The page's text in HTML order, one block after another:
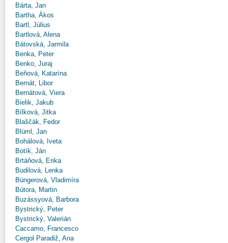
Bárta, Jan
Bartha, Ákos
Bartl, Július
Bartlová, Alena
Bátovská, Jarmila
Benka, Peter
Benko, Juraj
Beňová, Katarína
Bernát, Libor
Bernátová, Viera
Bielik, Jakub
Bílková, Jitka
Blaščák, Fedor
Blüml, Jan
Bohálová, Iveta
Botík, Ján
Brtáňová, Erika
Budilová, Lenka
Büngerová, Vladimíra
Bútora, Martin
Buzássyová, Barbora
Bystrický, Peter
Bystrický, Valerián
Caccamo, Francesco
Cergol Paradiž, Ana